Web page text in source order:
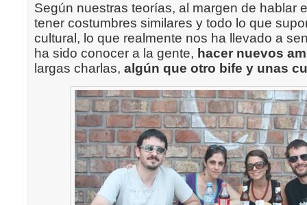
Según nuestras teorías, al margen de hablar
tener costumbres similares y todo lo que
cultural, lo que realmente nos ha llevado a
ha sido conocer a la gente, hacer nuevos
largas charlas, algún que otro bife y unas